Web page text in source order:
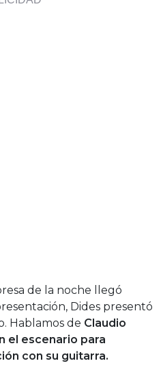
de la noche llegó
Dides presentó
Hablamos de Claudio
el escenario para
con su guitarra.